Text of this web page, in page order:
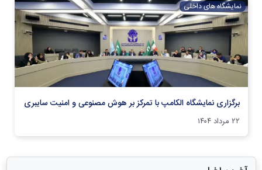
نمایشگاه های داخلی
برگزاری نمایشگاه الکامپ با تمرکز بر هوش مصنوعی و امنیت سایبری
۲۲ مرداد ۱۴۰۴